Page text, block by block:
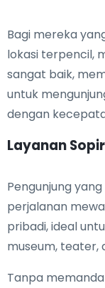
Bagi mereka
lokasi terpencil,
sangat baik,
untuk
dengan
Layanan
Pengunjung
perjalanan
pribadi, ideal
museum, teater,
Tanpa